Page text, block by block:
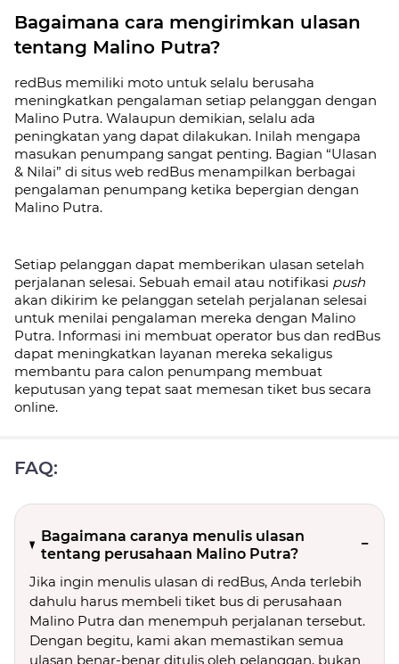
Bagaimana cara mengirimkan ulasan
tentang Malino Putra?
redBus memiliki moto untuk selalu berusaha
meningkatkan pengalaman setiap pelanggan dengan
Malino Putra. Walaupun demikian, selalu ada
peningkatan yang dapat dilakukan. Inilah mengapa
masukan penumpang sangat penting. Bagian “Ulasan
& Nilai” di situs web redBus menampilkan berbagai
pengalaman penumpang ketika bepergian dengan
Malino Putra.
Setiap pelanggan dapat memberikan ulasan setelah
perjalanan selesai. Sebuah email atau notifikasi push
akan dikirim ke pelanggan setelah perjalanan selesai
untuk menilai pengalaman mereka dengan Malino
Putra. Informasi ini membuat operator bus dan redBus
dapat meningkatkan layanan mereka sekaligus
membantu para calon penumpang membuat
keputusan yang tepat saat memesan tiket bus secara
online.
FAQ:
Bagaimana caranya menulis ulasan
tentang perusahaan Malino Putra?
Jika ingin menulis ulasan di redBus, Anda terlebih
dahulu harus membeli tiket bus di perusahaan
Malino Putra dan menempuh perjalanan tersebut.
Dengan begitu, kami akan memastikan semua
ulasan benar-benar ditulis oleh pelanggan, bukan